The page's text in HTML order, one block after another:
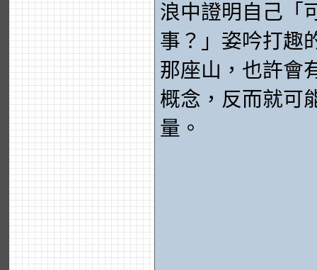
浪中證明自己「
事？」姿吟打趣
那座山，也許會
概念，反而就可
量。